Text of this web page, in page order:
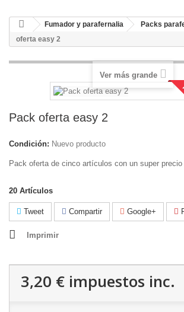
Fumador y parafernalia Packs
oferta easy 2
Ver más grande
Pack oferta easy 2
Condición: Nuevo producto
Pack oferta de cinco artículos con un super precio
20 Artículos
Tweet Compartir Google+
Imprimir
3,20 € impuestos inc.